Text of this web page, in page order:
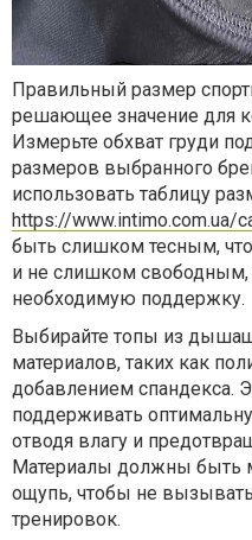
Правильный размер
решающее значение для
Измерьте обхват груди
размеров выбранного
использовать таблицу
https://www.intimo.com.ua/
быть слишком тесным,
и не слишком свободным,
необходимую поддержку.
Выбирайте топы из
материалов, таких как
добавлением спандекса.
поддерживать
отводя влагу и
Материалы должны быть
ощупь, чтобы не
тренировок.